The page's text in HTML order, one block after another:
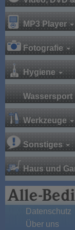
MP3 Player
Fotografie
Hygiene
Wassersport
Werkzeuge
Sonstiges
Haus und
Datenschutz
Über uns